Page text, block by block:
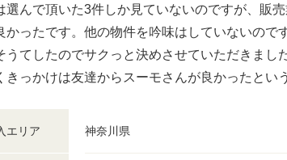
選んで頂いた3件しか見ていないのですが、販
かったです。他の物件を吟味はしていないの
うてしたのでサクっと決めさせていただきまし
きっかけは友達からスーモさんが良かったとい
エリア 神奈川県